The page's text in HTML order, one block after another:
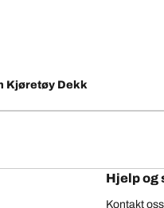
Kjøretøy Dekk
Hjelp og
Kontakt oss